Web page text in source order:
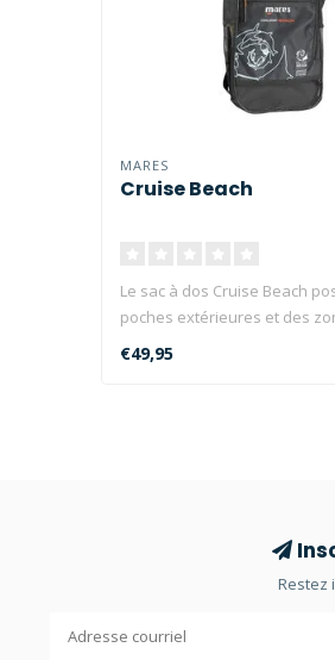
MARES
Cruise Beach
Le sac à dos Cruise Beach
poches extérieures et des
€49,95
Restez